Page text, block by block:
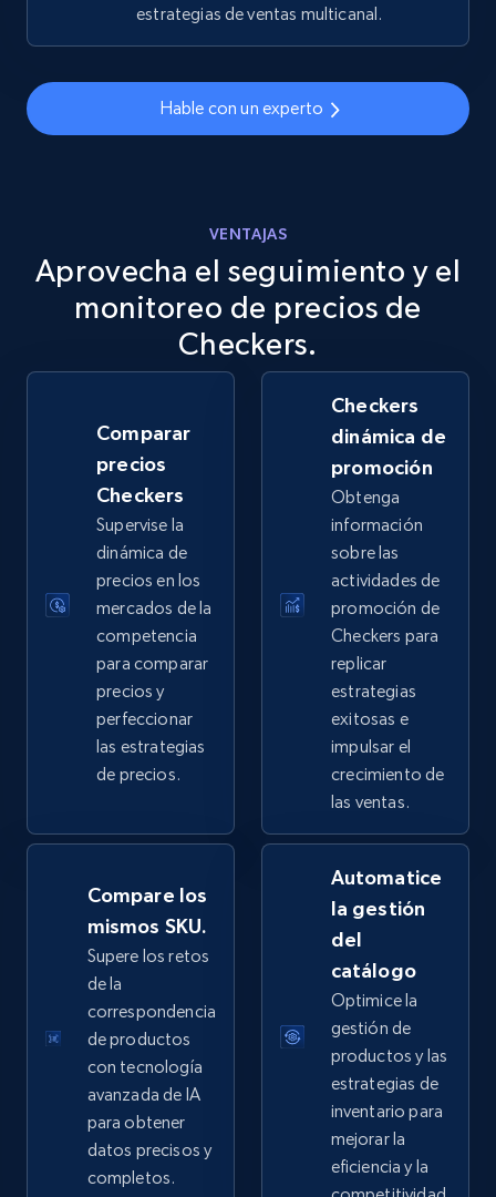
eBay
URL, Product id, Title, Seller name, Seller rating,
Seller reviews, Breadcrumbs, Root category, and
Comenzar ahora
eBay - Gather data on products using
specified keywords
URL, Product id, Title, Seller name, Seller rating,
Seller reviews, Breadcrumbs, Root category, and
2.5K+ Comenzar ahora
eBay - Collect products from shops on eBay
URL, Product id, Title, Seller name, Seller rating,
Seller reviews, Breadcrumbs, Root category, and
2.5K+ 359+ Comenzar ahora
eBay - Collect records by category
URL, Product id, Title, Seller name, Seller rating,
Seller reviews, Breadcrumbs, Root category, and
more.
2.5K+ Comenzar ahora
estrategias de ventas multicanal.
Hable con un experto
VENTAJAS
Aprovecha el seguimiento y el
monitoreo de precios de
Checkers.
Comparar
precios
Checkers
Supervise la
dinámica de
precios en los
mercados de la
competencia
para comparar
precios y
perfeccionar
las estrategias
de precios.
Checkers
dinámica de
promoción
Obtenga
información
sobre las
actividades de
promoción de
Checkers para
replicar
estrategias
exitosas e
impulsar el
crecimiento de
las ventas.
Compare los
mismos SKU.
Supere los retos
de la
correspondencia
de productos
con tecnología
avanzada de IA
para obtener
datos precisos y
completos.
Automatice
la gestión
del
catálogo
Optimice la
gestión de
productos y las
estrategias de
inventario para
mejorar la
eficiencia y la